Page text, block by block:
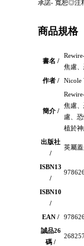
承諾- 寬恕◎注
商品規格
書名 /
焦慮
作者 /
Nicole
簡介 /
焦慮
慮、
植於
出版社
/
英屬
ISBN13
/
ISBN10
/
EAN /
誠品26
碼 /